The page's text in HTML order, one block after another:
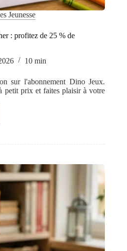
Jeunesse
: profitez de 25 % de
10 min
sur l'abonnement Dino Jeux.
petit prix et faites plaisir à votre